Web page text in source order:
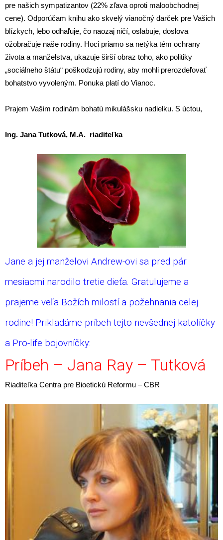
pre našich sympatizantov (22% zľava oproti maloobchodnej
cene). Odporúčam knihu ako skvelý vianočný darček pre Vašich
blízkych, lebo odhaľuje, čo naozaj ničí, oslabuje, doslova
ožobračuje naše rodiny. Hoci priamo sa netýka tém ochrany
života a manželstva, ukazuje širší obraz toho, ako politiky
„sociálneho štátu“ poškodzujú rodiny, aby mohli prerozdeľovať
bohatstvo vyvoleným. Ponuka platí do Vianoc.
Prajem Vašim rodinám bohatú mikulášsku nadielku. S úctou,
Ing. Jana Tutková, M.A. riaditeľka
Jane a jej manželovi Andrew-ovi sa pred pár
mesiacmi narodilo tretie dieťa. Gratulujeme a
prajeme veľa Božích milostí a požehnania celej
rodine! Prikladáme príbeh tejto nevšednej katolíčky
a Pro-life bojovníčky:
Príbeh – Jana Ray – Tutková
Riaditeľka Centra pre Bioetickú Reformu –CBR